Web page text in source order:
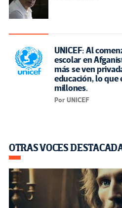
UNICEF: Al
escolar en
más se ven
educación, lo que
millones.
Por UNICEF
OTRAS VOCES